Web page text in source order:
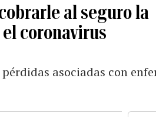
al seguro la
coronavirus
asociadas con